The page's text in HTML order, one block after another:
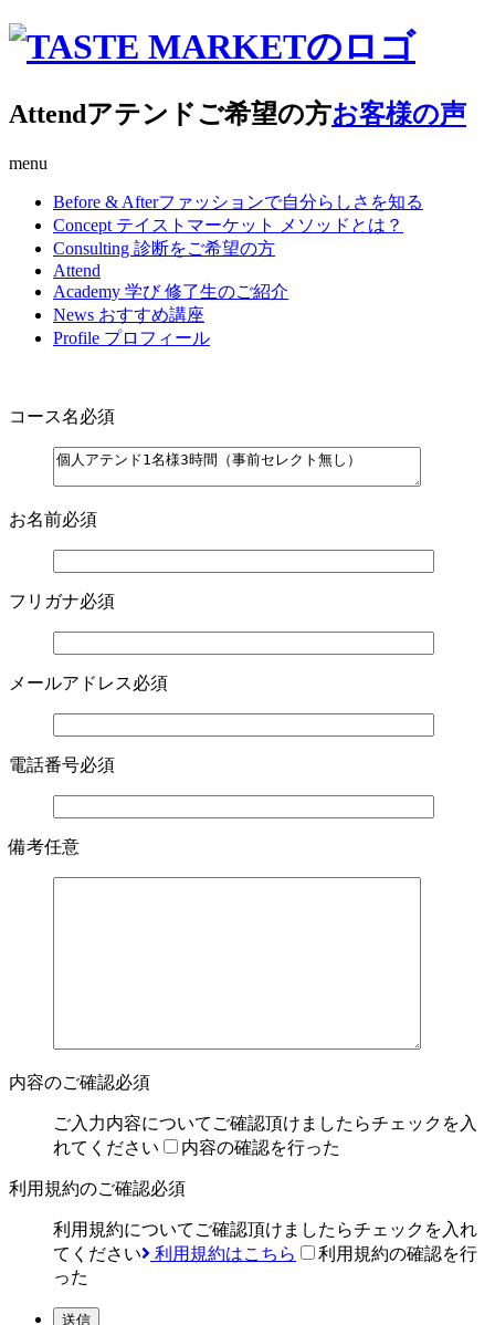
Attendアテンドご希望の方お客様の声
menu
Before & Afterファッションで自分らしさを知る
Concept テイストマーケット メソッドとは？
Consulting 診断をご希望の方
Attend
Academy 学び 修了生のご紹介
News おすすめ講座
Profile プロフィール
コース名必須
お名前必須
フリガナ必須
メールアドレス必須
電話番号必須
備考任意
内容のご確認必須
ご入力内容についてご確認頂けましたらチェックを入
れてください
内容の確認を行った
利用規約のご確認必須
利用規約についてご確認頂けましたらチェックを入れ
てください
利用規約はこちら
利用規約の確認を行
った